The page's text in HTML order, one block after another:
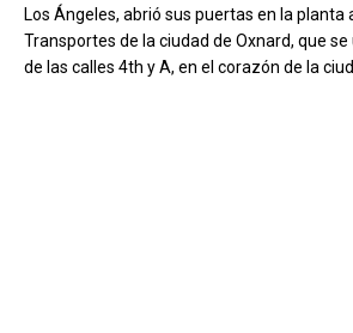
Los Ángeles, abrió sus puertas en la planta
Transportes de la ciudad de Oxnard, que
de las calles 4th y A, en el corazón de la